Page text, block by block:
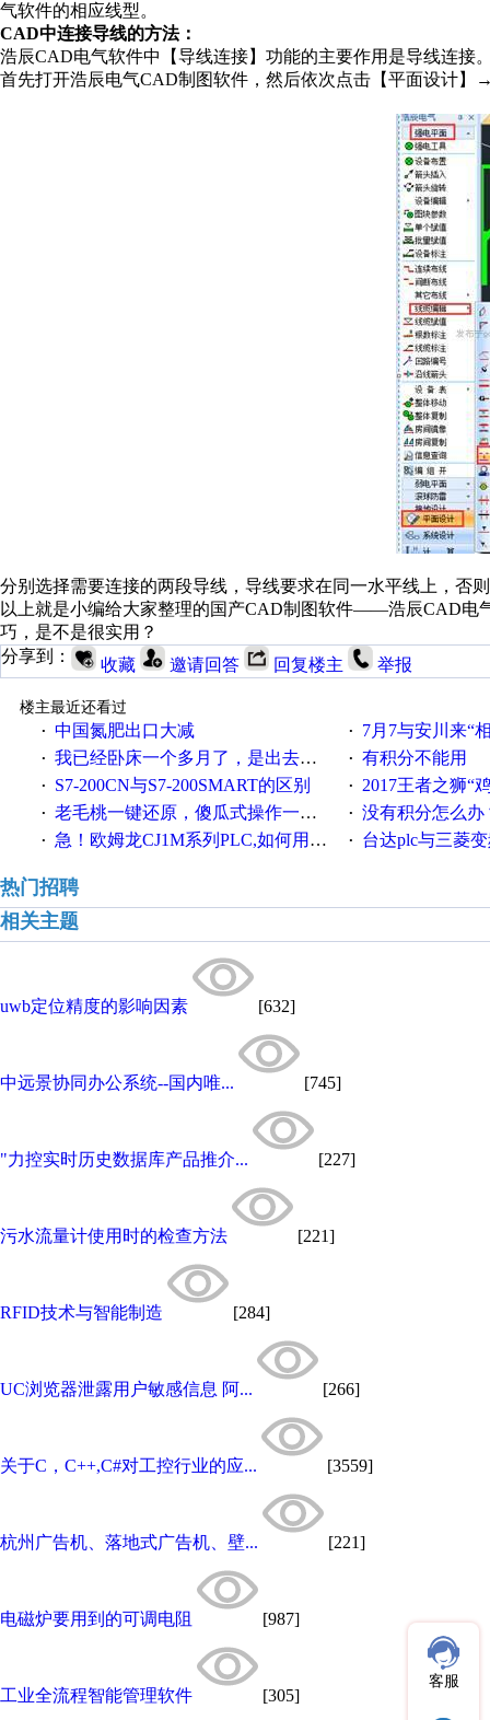
气软件的相应线型。
CAD中连接导线的方法：
浩辰CAD电气软件中【导线连接】功能的主要作用是导线连接
首先打开浩辰电气CAD制图软件，然后依次点击【平面设计
分别选择需要连接的两段导线，导线要求在同一水平线上，否
以上就是小编给大家整理的国产CAD制图软件——浩辰CAD电
巧，是不是很实用？
分享到：
收藏 邀请回答 回复楼主 举报
楼主最近还看过
· 中国氮肥出口大减 · 7月7与安川来“
· 我已经卧床一个多月了，是出去安装机械手在高速遭遇车祸所致:大家工作都要特别注意啊 · 有积分不能用
· S7-200CN与S7-200SMART的区别 · 2017王者之狮“鸡”情签到
· 老毛桃一键还原，傻瓜式操作一键轻松备份还原；程序为向导式安装，一键即可实现自动备份或还原系统。 · 没有积分怎么办
· 急！欧姆龙CJ1M系列PLC,如何用时间控制变频器。要求时间在组态王中可以自由输入！拜托各位大神了！ · 台达plc与三菱
热门招聘
相关主题
uwb定位精度的影响因素 [632]
中远景协同办公系统--国内唯... [745]
"力控实时历史数据库产品推介... [227]
污水流量计使用时的检查方法 [221]
RFID技术与智能制造 [284]
UC浏览器泄露用户敏感信息 阿... [266]
关于C，C++,C#对工控行业的应... [3559]
杭州广告机、落地式广告机、壁... [221]
电磁炉要用到的可调电阻 [987]
工业全流程智能管理软件 [305]
客服